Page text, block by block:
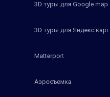
3D туры для Google map
3D туры для Яндекс карт
Matterport
Аэросъемка